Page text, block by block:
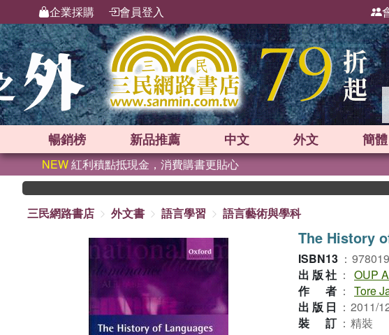
企業採購 會員登入
暢銷榜 新品推薦 中文 外文 簡體
NEW紅利積點抵現金，消費購書更貼心
三民網路書店
外文書 語言學習 語言藝術與學科
The History
ISBN13 ：
出版社 ： OUP
作者 ： Tore
出版日 ： 2011/
裝訂 ： 精裝